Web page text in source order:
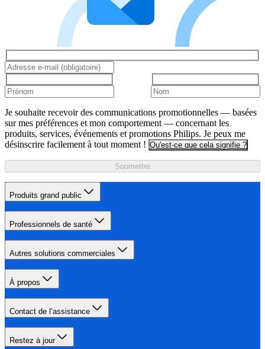
Je souhaite recevoir des communications promotionnelles — basées
sur mes préférences et mon comportement — concernant les
produits, services, événements et promotions Philips. Je peux me
désinscrire facilement à tout moment ! Qu'est-ce que cela signifie ?
Soumettre
Produits grand public
Professionnels de santé
Autres solutions commerciales
À propos
Contact de l’assistance
Restez à jour